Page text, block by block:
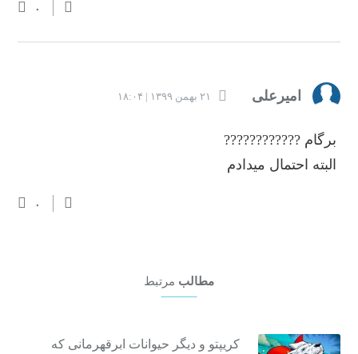
۰
امیرعلی ۲۱ بهمن ۱۳۹۹ | ۱۸:۰۴
برگام ????????????
البته احتمال میدادم
۰
مطالب مرتبط
کریپتو و دیگر حیوانات ابرقهرمانی که